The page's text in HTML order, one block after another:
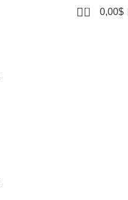
0 0,00$